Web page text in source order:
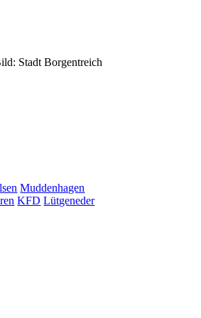
Stadt Borgentreich
Muddenhagen
KFD Lütgeneder